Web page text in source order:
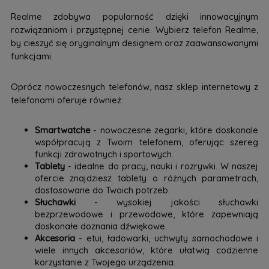
Realme zdobywa popularność dzięki innowacyjnym
rozwiązaniom i przystępnej cenie. Wybierz telefon Realme,
by cieszyć się oryginalnym designem oraz zaawansowanymi
funkcjami.
Oprócz nowoczesnych telefonów, nasz sklep internetowy z
telefonami oferuje również:
Smartwatche- nowoczesne zegarki, które doskonale
współpracują z Twoim telefonem, oferując szereg
funkcji zdrowotnych i sportowych.
Tablety- idealne do pracy, nauki i rozrywki. W naszej
ofercie znajdziesz tablety o różnych parametrach,
dostosowane do Twoich potrzeb.
Słuchawki- wysokiej jakości słuchawki
bezprzewodowe i przewodowe, które zapewniają
doskonałe doznania dźwiękowe.
Akcesoria- etui, ładowarki, uchwyty samochodowe i
wiele innych akcesoriów, które ułatwią codzienne
korzystanie z Twojego urządzenia.